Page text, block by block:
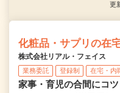
更
化粧品・サプリの在
株式会社リアル・フェイス
業務委託 登録制 在宅・内
家事・育児の合間にコ